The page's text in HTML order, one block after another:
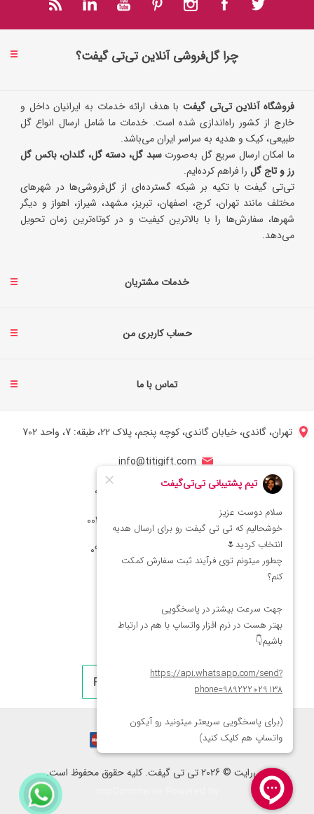
چرا گل‌فروشی آنلاین تی‌تی گیفت؟
فروشگاه آنلاین تی‌تی گیفتبا هدف ارائه خدمات به ایرانیان داخل و
خارج از کشور راه‌اندازی شده است. خدمات ما شامل ارسال انواع گل
طبیعی، کیک و هدیه به سراسر ایران می‌باشد.
ما امکان ارسال سریع گل به‌صورتسبد گل، دسته گل، گلدان، باکس گل
رز و تاج گل را فراهم کرده‌ایم.
تی‌تی گیفت با تکیه بر شبکه گسترده‌ای از گل‌فروشی‌ها در شهرهای
مختلف مانند تهران، کرج، اصفهان، تبریز، مشهد، شیراز، اهواز و دیگر
شهرها، سفارش‌ها را با بالاترین کیفیت و در کوتاه‌ترین زمان تحویل
می‌دهد.
خدمات مشتریان
حساب کاربری من
تماس با ما
تهران، گاندی، خیابان گاندی، کوچه پنجم، پلاک 22، طبقه: 7، واحد 702
info@titigift.com
شماره تماس ایران: 02166066403
شماره تماس آمریکا: 0014088054942
کپی‌رایت © 2026 تی تی گیفت. کلیه حقوق محفوظ است.